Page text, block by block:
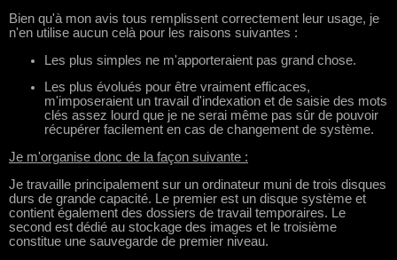
Bien qu'à mon avis tous remplissent correctement leur usage, je
n'en utilise aucun celà pour les raisons suivantes :
Les plus simples ne m'apporteraient pas grand chose.
Les plus évolués pour être vraiment efficaces,
m'imposeraient un travail d'indexation et de saisie des mots
clés assez lourd que je ne serai même pas sûr de pouvoir
récupérer facilement en cas de changement de système.
Je m'organise donc de la façon suivante :
Je travaille principalement sur un ordinateur muni de trois disques
durs de grande capacité. Le premier est un disque système et
contient également des dossiers de travail temporaires. Le
second est dédié au stockage des images et le troisième
constitue une sauvegarde de premier niveau.